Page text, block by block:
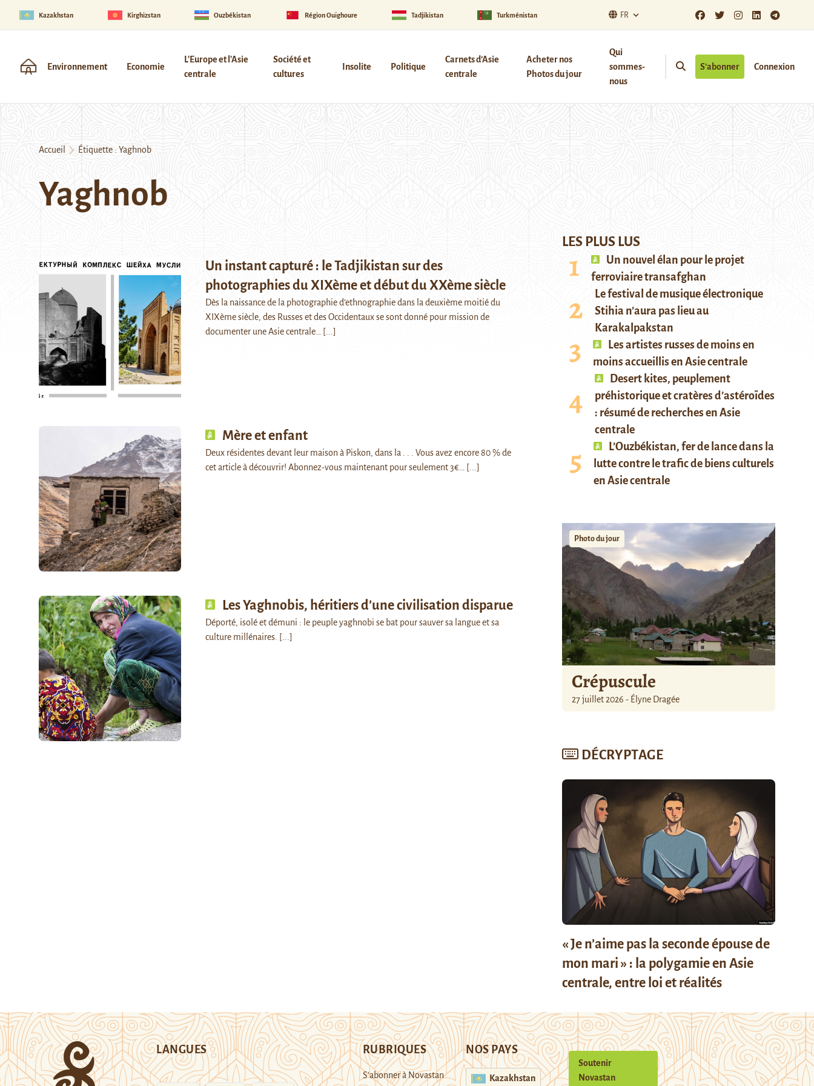
Kazakhstan Kirghizstan Ouzbékistan Région Ouïghoure Tadjikistan Turkménistan FR
Environnement Economie
L'Europe et l'Asie
centrale
Société et
cultures
Insolite Politique
Carnets d’Asie
centrale
Acheter nos
Photos du jour
Qui
sommes-
nous
S’abonner Connexion
Accueil Étiquette : Yaghnob
Yaghnob
Un instant capturé : le Tadjikistan sur des
photographies du XIXème et début du XXème siècle
Dès la naissance de la photographie d’ethnographie dans la deuxième moitié du
XIXème siècle, des Russes et des Occidentaux se sont donné pour mission de
documenter une Asie centrale…
[...]
Mère et enfant
Deux résidentes devant leur maison à Piskon, dans la . . . Vous avez encore 80 % de
cet article à découvrir! Abonnez-vous maintenant pour seulement 3€…
[...]
Les Yaghnobis, héritiers d’une civilisation disparue
Déporté, isolé et démuni : le peuple yaghnobi se bat pour sauver sa langue et sa
culture millénaires. [...]
LES PLUS LUS
Un nouvel élan pour le projet
ferroviaire transafghan
Le festival de musique électronique
Stihia n’aura pas lieu au
Karakalpakstan
Les artistes russes de moins en
moins accueillis en Asie centrale
Desert kites, peuplement
préhistorique et cratères d’astéroïdes
: résumé de recherches en Asie
centrale
L’Ouzbékistan, fer de lance dans la
lutte contre le trafic de biens culturels
en Asie centrale
Photo du jour
Crépuscule
27 juillet 2026 - Élyne Dragée
DÉCRYPTAGE
« Je n’aime pas la seconde épouse de
mon mari » : la polygamie en Asie
centrale, entre loi et réalités
LANGUES RUBRIQUES
S’abonner à Novastan
NOS PAYS
Kazakhstan
Soutenir
Novastan